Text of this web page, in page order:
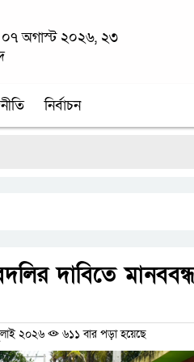
০৭ অগাস্ট ২০২৬, ২৩
নির্বাচন
দাবিতে
২০২৬ ৬১১ বার পড়া হয়েছে